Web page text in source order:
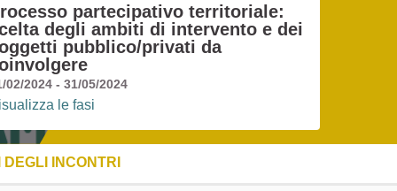
partecipativo territoriale:
degli ambiti di intervento e dei
pubblico/privati da
02/2024 - 31/05/2024
le fasi
INCONTRI